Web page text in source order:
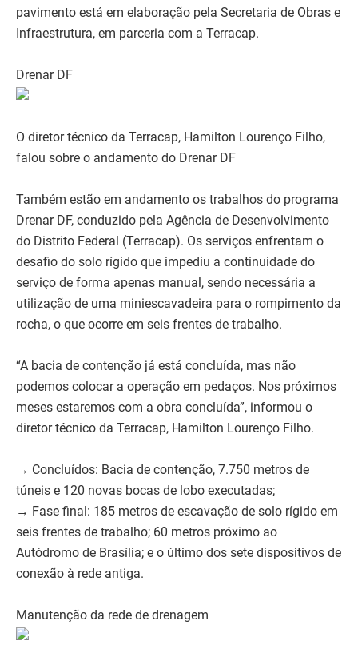
pavimento está em elaboração pela Secretaria de Obras e
Infraestrutura, em parceria com a Terracap.
Drenar DF
O diretor técnico da Terracap, Hamilton Lourenço Filho,
falou sobre o andamento do Drenar DF
Também estão em andamento os trabalhos do programa
Drenar DF, conduzido pela Agência de Desenvolvimento
do Distrito Federal (Terracap). Os serviços enfrentam o
desafio do solo rígido que impediu a continuidade do
serviço de forma apenas manual, sendo necessária a
utilização de uma miniescavadeira para o rompimento da
rocha, o que ocorre em seis frentes de trabalho.
“A bacia de contenção já está concluída, mas não
podemos colocar a operação em pedaços. Nos próximos
meses estaremos com a obra concluída”, informou o
diretor técnico da Terracap, Hamilton Lourenço Filho.
→ Concluídos: Bacia de contenção, 7.750 metros de
túneis e 120 novas bocas de lobo executadas;
→ Fase final: 185 metros de escavação de solo rígido em
seis frentes de trabalho; 60 metros próximo ao
Autódromo de Brasília; e o último dos sete dispositivos de
conexão à rede antiga.
Manutenção da rede de drenagem